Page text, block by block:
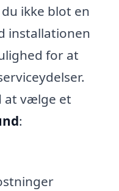
ikke blot en
installationen
for at
at vælge et
: